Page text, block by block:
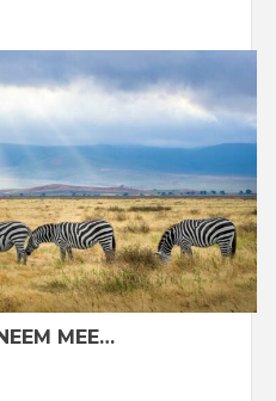
MEE…